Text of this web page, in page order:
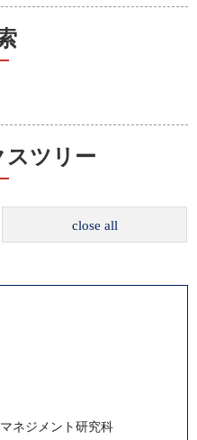
スツリー
close all
ネジメント研究科